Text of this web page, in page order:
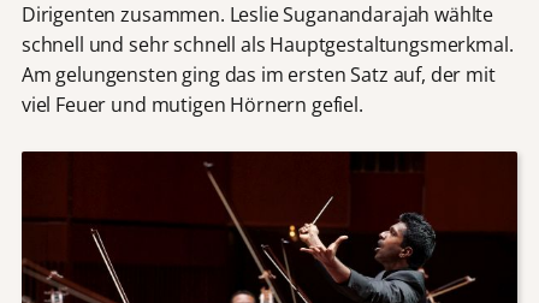
Dirigenten zusammen. Leslie Suganandarajah wählte
schnell und sehr schnell als Hauptgestaltungsmerkmal.
Am gelungensten ging das im ersten Satz auf, der mit
viel Feuer und mutigen Hörnern gefiel.